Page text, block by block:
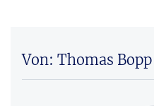
Von: Thomas Bopp